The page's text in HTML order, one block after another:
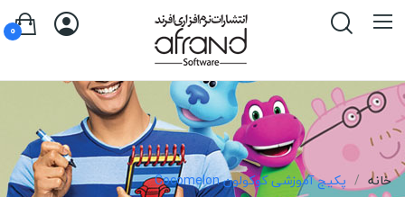
0
خانه پکیج آموزشی کوکولون Cocomelon